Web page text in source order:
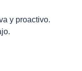
y proactivo.